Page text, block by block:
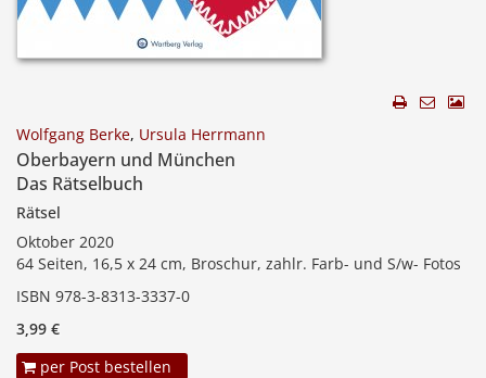
Wolfgang Berke, Ursula Herrmann
Oberbayern und München
Das Rätselbuch
Rätsel
Oktober 2020
64 Seiten, 16,5 x 24 cm, Broschur, zahlr. Farb- und S/w- Fotos
ISBN 978-3-8313-3337-0
3,99 €
per Post bestellen